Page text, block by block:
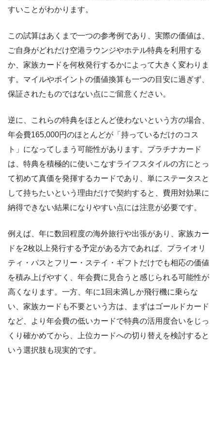
すいことがわかります。
この試算はあくまで一つの参考例であり、実際の価値は、
ご自身がどれだけ空港ラウンジやホテル特典を利用する
か、家族カードを何枚発行するかによって大きく変わりま
す。マイルやポイントの価値換算も一つの目安に過ぎず、
保証されたものではない点にご留意ください。
逆に、これらの特典をほとんど使わないという方の場合、
年会費165,000円のほとんどが「持っているだけのコス
ト」になってしまう可能性があります。プラチナカード
は、特典を積極的に使いこなすライフスタイルの方にとっ
て初めて真価を発揮するカードであり、単にステータスと
して持ちたいという理由だけで契約すると、費用対効果に
納得できない結果になりやすい点には注意が必要です。
例えば、年に数回程度の海外旅行や出張があり、家族カー
ドを2枚以上発行する予定がある方であれば、プライオリ
ティ・パスとフリー・ステイ・ギフトだけでも相応の価値
を積み上げやすく、年会費に見合うと感じられる可能性が
高くなります。一方、年に1回未満しか飛行機に乗らな
い、家族カードも不要という方は、まずはゴールドカード
など、より年会費の低いカードで特典の活用度合いをじっ
くり確かめてから、上位カードへの切り替えを検討すると
いう選択肢も現実的です。